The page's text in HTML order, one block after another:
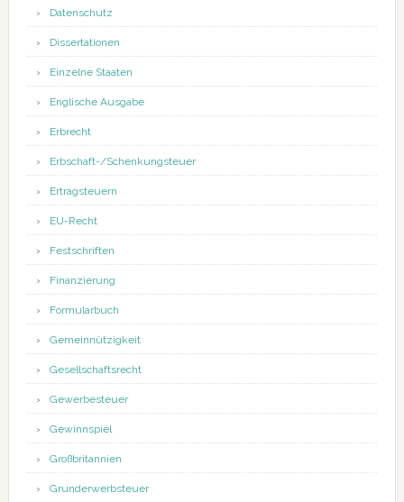
Datenschutz
Dissertationen
Einzelne Staaten
Englische Ausgabe
Erbrecht
Erbschaft-/Schenkungsteuer
Ertragsteuern
EU-Recht
Festschriften
Finanzierung
Formularbuch
Gemeinnützigkeit
Gesellschaftsrecht
Gewerbesteuer
Gewinnspiel
Großbritannien
Grunderwerbsteuer